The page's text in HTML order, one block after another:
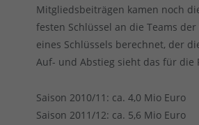
Mitgliedsbeiträgen kamen noch
festen Schlüssel an die Teams
eines Schlüssels berechnet, der
Auf- und Abstieg sieht das für die
Saison 2010/11: ca. 4,0 Mio Euro
Saison 2011/12: ca. 5,6 Mio Euro